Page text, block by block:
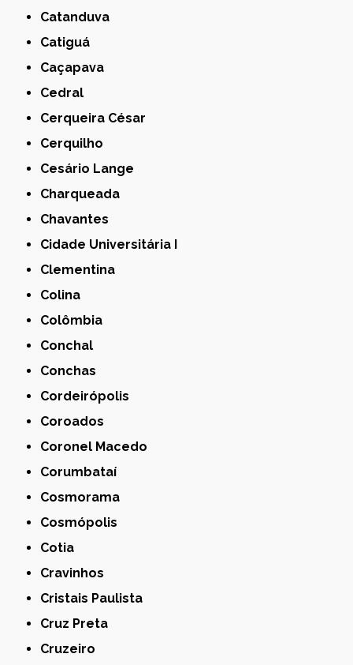
Catanduva
Catiguá
Caçapava
Cedral
Cerqueira César
Cerquilho
Cesário Lange
Charqueada
Chavantes
Cidade Universitária I
Clementina
Colina
Colômbia
Conchal
Conchas
Cordeirópolis
Coroados
Coronel Macedo
Corumbataí
Cosmorama
Cosmópolis
Cotia
Cravinhos
Cristais Paulista
Cruz Preta
Cruzeiro